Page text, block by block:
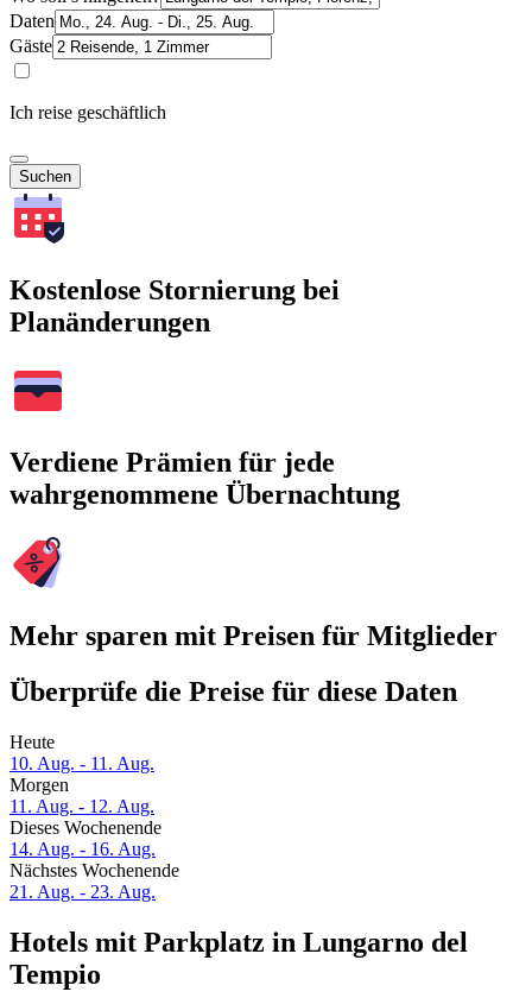
Daten
Gäste
Ich reise geschäftlich
Suchen
Kostenlose Stornierung bei
Planänderungen
Verdiene Prämien für jede
wahrgenommene Übernachtung
Mehr sparen mit Preisen für Mitglieder
Überprüfe die Preise für diese Daten
Heute
10. Aug. - 11. Aug.
Morgen
11. Aug. - 12. Aug.
Dieses Wochenende
14. Aug. - 16. Aug.
Nächstes Wochenende
21. Aug. - 23. Aug.
Hotels mit Parkplatz in Lungarno del
Tempio